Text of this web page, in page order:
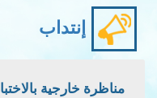
إنتداب
مناظرة خارجية